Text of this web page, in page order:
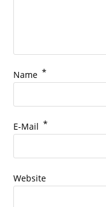
Name *
E-Mail *
Website